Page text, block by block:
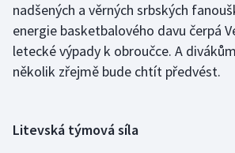
Moderní pětiboj
Motorsport
Parasport
nadšených a věrných srbských
energie basketbalového davu čerpá
letecké výpady k obroučce. A
několik zřejmě bude chtít předvést.
Litevská týmová síla